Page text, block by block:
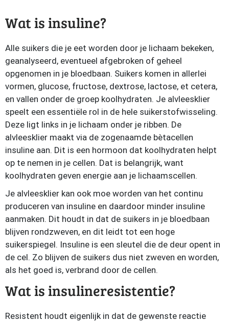
Wat is insuline?
Alle suikers die je eet worden door je lichaam bekeken,
geanalyseerd, eventueel afgebroken of geheel
opgenomen in je bloedbaan. Suikers komen in allerlei
vormen, glucose, fructose, dextrose, lactose, et cetera,
en vallen onder de groep koolhydraten. Je alvleesklier
speelt een essentiële rol in de hele suikerstofwisseling.
Deze ligt links in je lichaam onder je ribben. De
alvleesklier maakt via de zogenaamde bètacellen
insuline aan. Dit is een hormoon dat koolhydraten helpt
op te nemen in je cellen. Dat is belangrijk, want
koolhydraten geven energie aan je lichaamscellen.
Je alvleesklier kan ook moe worden van het continu
produceren van insuline en daardoor minder insuline
aanmaken. Dit houdt in dat de suikers in je bloedbaan
blijven rondzweven, en dit leidt tot een hoge
suikerspiegel. Insuline is een sleutel die de deur opent in
de cel. Zo blijven de suikers dus niet zweven en worden,
als het goed is, verbrand door de cellen.
Wat is insulineresistentie?
Resistent houdt eigenlijk in dat de gewenste reactie